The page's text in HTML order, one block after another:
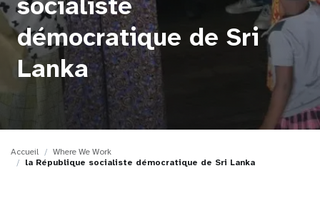
t
n
démocratique de Sri
Lanka
Accueil
Where We Work
la République socialiste démocratique de Sri Lanka